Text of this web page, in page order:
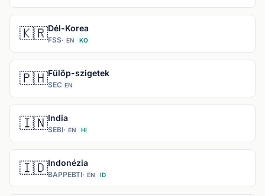
🇰🇷Dél-Korea
FSS· EN KO
🇵🇭Fülöp-szigetek
SEC EN
🇮🇳India
SEBI· EN HI
🇮🇩Indonézia
BAPPEBTI· EN ID